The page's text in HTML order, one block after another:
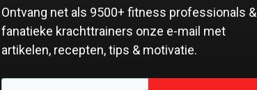
Ontvang net als 9500+ fitness professionals &
fanatieke krachttrainers onze e-mail met
artikelen, recepten, tips & motivatie.